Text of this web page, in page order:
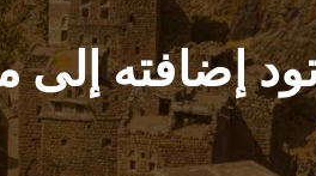
إضافته إلى